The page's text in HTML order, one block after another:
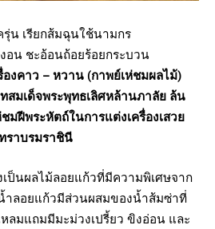
น เรียกส้มฉุนใช้นามกร
อน ชะอ้อนถ้อยร้อยกระบวน
องคาว – หวาน (กาพย์เห่ชมผลไม้)
มเด็จพระพุทธเลิศหล้านภาลัย ล้น
มฝีพระหัตถ์ในการแต่งเครื่องเสวย
ราบรมราชินี
ป็นผลไม้ลอยแก้วที่มีความพิเศษจาก
ำลอยแก้วมีส่วนผสมของน้ำส้มซ่าที่
ลมแถมมีมะม่วงเปรี้ยว ขิงอ่อน และ